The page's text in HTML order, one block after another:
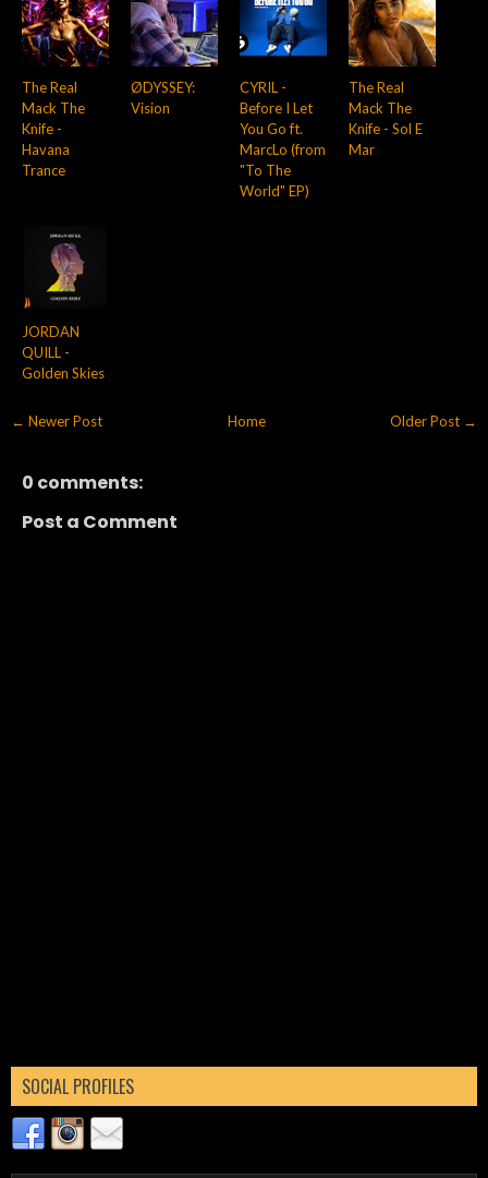
The Real
Mack The
Knife -
Havana
Trance
ØDYSSEY:
Vision
CYRIL -
Before I Let
You Go ft.
MarcLo (from
"To The
World" EP)
The Real
Mack The
Knife - Sol E
Mar
JORDAN
QUILL -
Golden Skies
← Newer Post Older Post →
Home
0 comments:
Post a Comment
SOCIAL PROFILES